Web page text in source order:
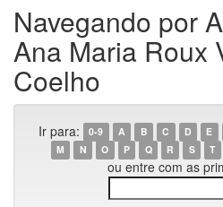
Navegando por
Ana Maria Roux
Coelho
Ir para: 0-9 A B C D E
M
N O P Q R S T
ou entre com as